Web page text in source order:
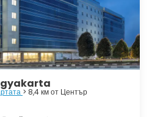
също се намира на това
като ""сребърното село"".
Гробище на кралските
> 8,4 км от Център